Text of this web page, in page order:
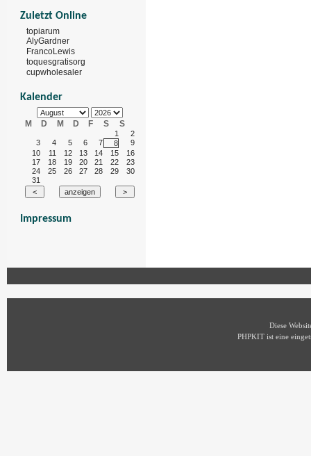
Zuletzt Online
topiarum
AlyGardner
FrancoLewis
toquesgratisorg
cupwholesaler
Kalender
M D M D F S S
1
2
3
4 5 6 7 8
9
10
11 12 13 14 15
16
17
18 19 20 21 22
23
24
25 26 27 28 29
30
31
Impressum
Diese
PHPKIT ist eine